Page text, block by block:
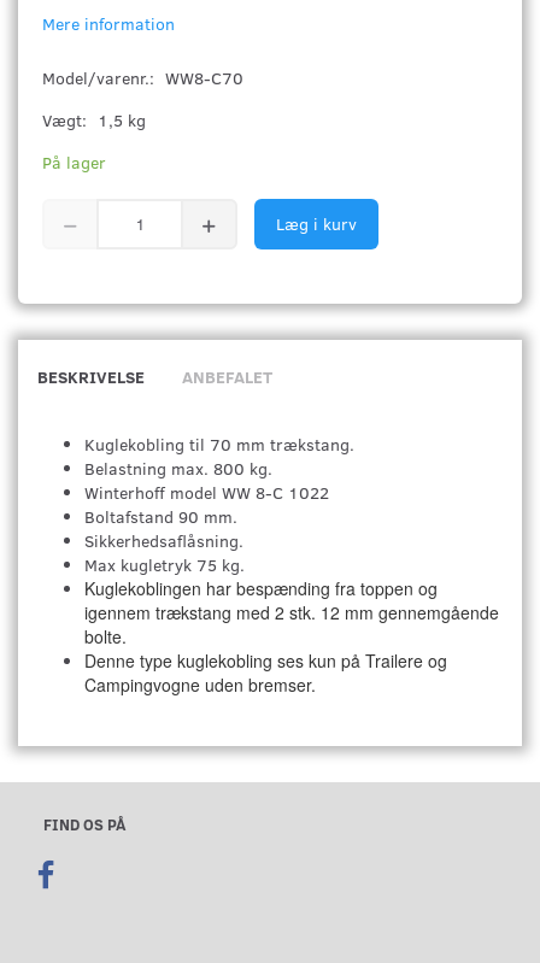
Mere information
Model/varenr.: WW8-C70
Vægt:
1,5 kg
På lager
Læg i kurv
BESKRIVELSE ANBEFALET
Kuglekobling til 70 mm trækstang.
Belastning max. 800 kg.
Winterhoff model WW 8-C 1022
Boltafstand 90 mm.
Sikkerhedsaflåsning.
Max kugletryk 75 kg.
Kuglekoblingen har bespænding fra toppen og
igennem trækstang med 2 stk. 12 mm gennemgående
bolte.
Denne type kuglekobling ses kun på Trailere og
Campingvogne uden bremser.
FIND OS PÅ